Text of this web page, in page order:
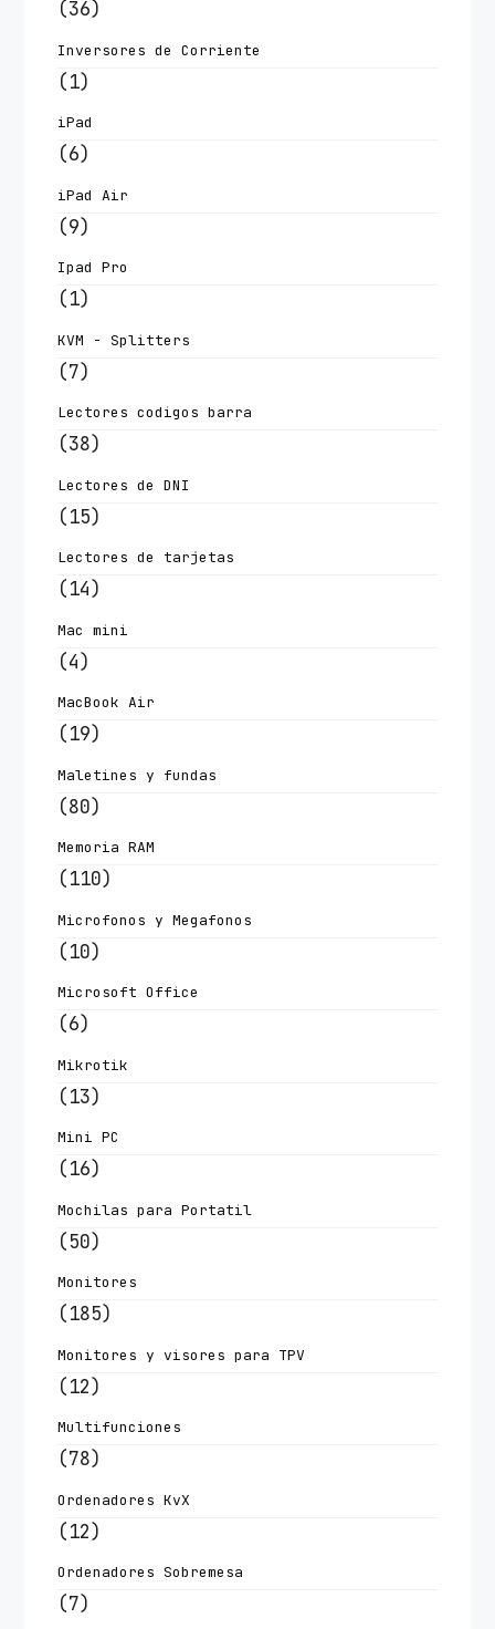
(36)
Inversores de Corriente
(1)
iPad
(6)
iPad Air
(9)
Ipad Pro
(1)
KVM - Splitters
(7)
Lectores codigos barra
(38)
Lectores de DNI
(15)
Lectores de tarjetas
(14)
Mac mini
(4)
MacBook Air
(19)
Maletines y fundas
(80)
Memoria RAM
(110)
Microfonos y Megafonos
(10)
Microsoft Office
(6)
Mikrotik
(13)
Mini PC
(16)
Mochilas para Portatil
(50)
Monitores
(185)
Monitores y visores para TPV
(12)
Multifunciones
(78)
Ordenadores KvX
(12)
Ordenadores Sobremesa
(7)